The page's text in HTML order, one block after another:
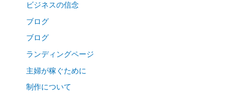
ビジネスの信念
ブログ
ブログ
ランディングページ
主婦が稼ぐために
制作について